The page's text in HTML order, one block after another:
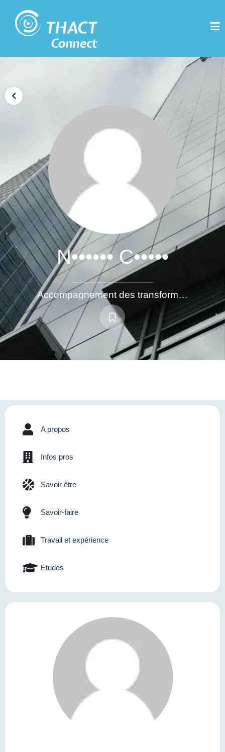
N•••••• C•••••
Accompagnement des transformations et transitions organisationnelles : conseil en stratégie et en organisation, accompagnement du changement, supervision managériale
A propos
Infos pros
Savoir être
Savoir-faire
Travail et expérience
Etudes